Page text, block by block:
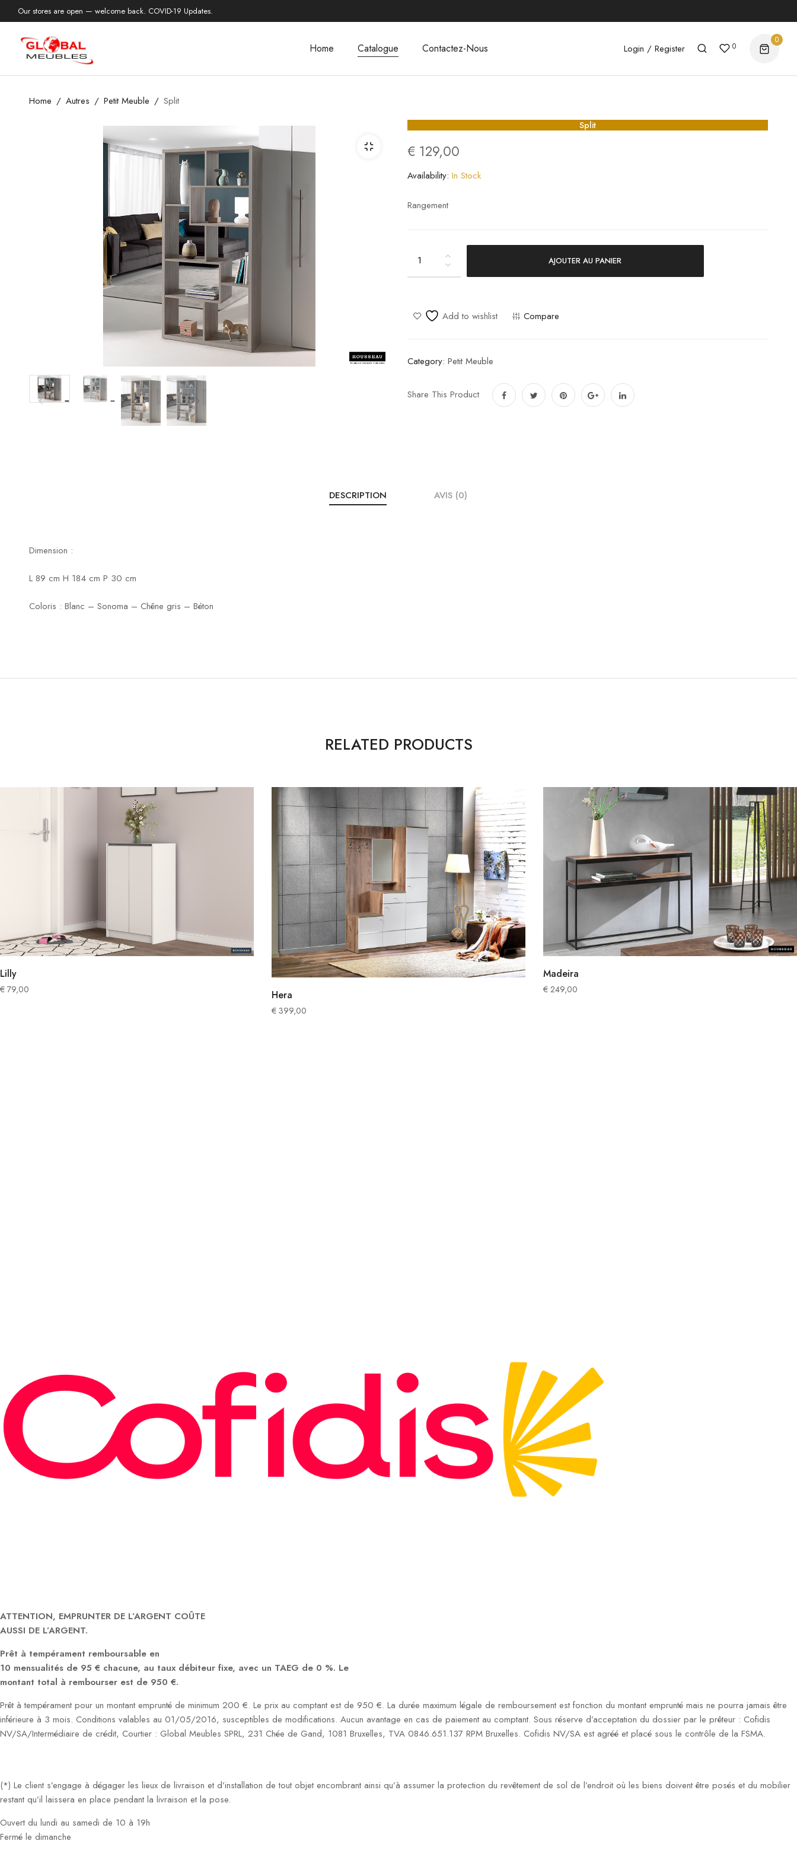
Our stores are open — welcome back. COVID-19 Updates.
Home Catalogue Contactez-Nous Login / Register 0
0
Home Autres Petit Meuble Split
Split
€ 129,00
Availability: In Stock
Rangement
quantity
AJOUTER AU PANIER
Add to wishlist Compare
Category: Petit Meuble
Share This Product
DESCRIPTION AVIS (0)
Dimension :
L 89 cm H 184 cm P 30 cm
Coloris : Blanc – Sonoma – Chêne gris – Béton
RELATED PRODUCTS
Lilly
€ 79,00 Hera
€ 399,00
Madeira
€ 249,00
ATTENTION, EMPRUNTER DE L’ARGENT COÛTE
AUSSI DE L’ARGENT.
Prêt à tempérament remboursable en
10 mensualités de 95 € chacune, au taux débiteur fixe, avec un TAEG de 0 %. Le
montant total à rembourser est de 950 €.
Prêt à tempérament pour un montant emprunté de minimum 200 €. Le prix au comptant est de 950 €. La durée maximum légale de remboursement est fonction du montant emprunté mais ne pourra jamais être
inférieure à 3 mois. Conditions valables au 01/05/2016, susceptibles de modifications. Aucun avantage en cas de paiement au comptant. Sous réserve d’acceptation du dossier par le prêteur : Cofidis
NV/SA/Intermédiaire de crédit, Courtier : Global Meubles SPRL, 231 Chée de Gand, 1081 Bruxelles, TVA 0846.651.137 RPM Bruxelles. Cofidis NV/SA est agréé et placé sous le contrôle de la FSMA.
(*) Le client s’engage à dégager les lieux de livraison et d’installation de tout objet encombrant ainsi qu’à assumer la protection du revêtement de sol de l’endroit où les biens doivent être posés et du mobilier
restant qu’il laissera en place pendant la livraison et la pose.
Ouvert du lundi au samedi de 10 à 19h
Fermé le dimanche